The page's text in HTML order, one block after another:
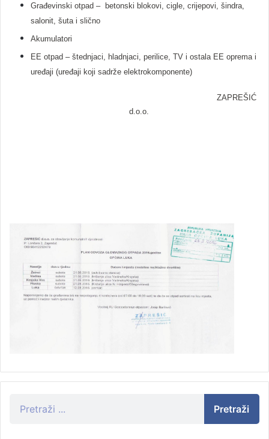
Građevinski otpad – betonski blokovi, cigle, crijepovi, šindra,
salonit, šuta i slično
Akumulatori
EE otpad – štednjaci, hladnjaci, perilice, TV i ostala EE oprema i
uređaji (uređaji koji sadrže elektrokomponente)
ZAPREŠIĆ
d.o.o.
Pretraži